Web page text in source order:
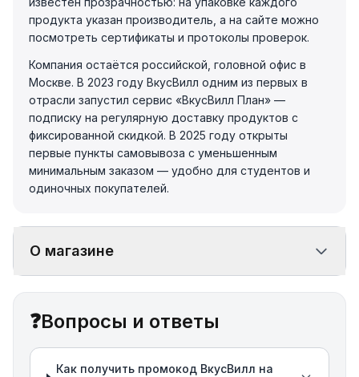
продукта указан производитель, а на сайте можно
посмотреть сертификаты и протоколы проверок.
Компания остаётся российской, головной офис в
Москве. В 2023 году ВкусВилл одним из первых в
отрасли запустил сервис «ВкусВилл План» —
подписку на регулярную доставку продуктов с
фиксированной скидкой. В 2025 году открыты
первые пункты самовывоза с уменьшенным
минимальным заказом — удобно для студентов и
одиночных покупателей.
О магазине
❓Вопросы и ответы
Как получить промокод ВкусВилл на